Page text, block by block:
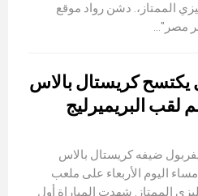
الممتاز،. دشن رواد موقع
مصر"…
يكتسح كريستال بالاس
لقب البريميرليج
ضيفه كريستال بالاس
اليوم الأربعاء على ملعب
الدوري الإنجليزي الممتاز. شهدت المباراة أول